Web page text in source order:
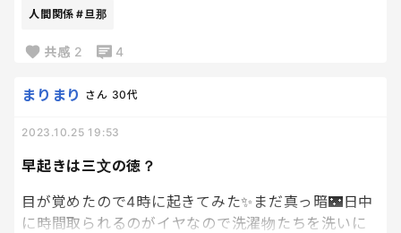
ら、また点検士さんを呼ぶ手配をしてくれとのこ
と。
寿命ってことなんじゃない？潔く今の洗濯機くんに
人間関係 #旦那
共感 2 4
早起きは三文の徳？
まりまり さん 30代
2023.10.25 19:53
目が覚めたので4時に起きてみた✨まだ真っ暗🌃日中
に時間取られるのがイヤなので洗濯物たちを洗いに